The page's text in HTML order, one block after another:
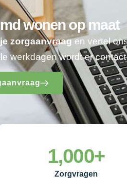
wonen op maat
zorgaanvraagen vertel
werkdagen wordt er
Zorgvragen
1,000+